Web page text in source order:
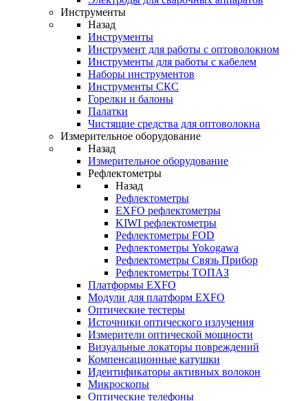
Инструменты
Назад
Инструменты
Инструмент для работы с оптоволокном
Инструменты для работы с кабелем
Наборы инструментов
Инструменты СКС
Горелки и балоны
Палатки
Чистящие средства для оптоволокна
Измерительное оборудование
Назад
Измерительное оборудование
Рефлектометры
Назад
Рефлектометры
EXFO рефлектометры
KIWI рефлектометры
Рефлектометры FOD
Рефлектометры Yokogawa
Рефлектометры Связь Прибор
Рефлектометры ТОПАЗ
Платформы EXFO
Модули для платформ EXFO
Оптические тестеры
Источники оптического излучения
Измерители оптической мощности
Визуальные локаторы повреждений
Компенсационные катушки
Идентификаторы активных волокон
Микроскопы
Оптические телефоны